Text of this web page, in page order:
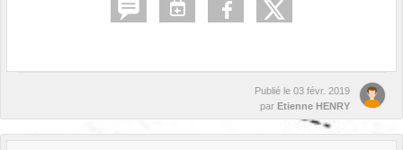
Publié le 03 févr. 2019
par Etienne HENRY